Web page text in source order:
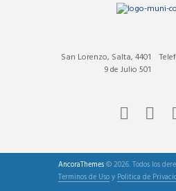
San Lorenzo, Salta, 4401
9 de Julio 501
AncoraThemes© 2026. Todos los
Terminos de Usoy Politica de